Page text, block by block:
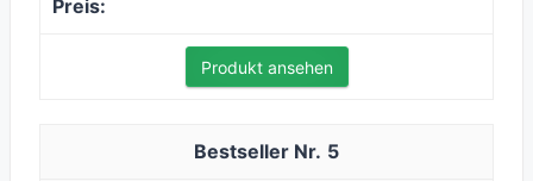
Produkt ansehen
5